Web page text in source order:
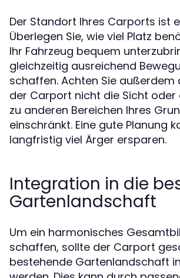
Der Standort Ihres Carports ist
Überlegen Sie, wie viel Platz
Ihr Fahrzeug bequem
gleichzeitig ausreichend
schaffen. Achten Sie außerdem
der Carport nicht die Sicht oder
zu anderen Bereichen Ihres
einschränkt. Eine gute Planung
langfristig viel Ärger ersparen.
Integration in die
Gartenlandschaft
Um ein harmonisches
schaffen, sollte der Carport
bestehende Gartenlandschaft